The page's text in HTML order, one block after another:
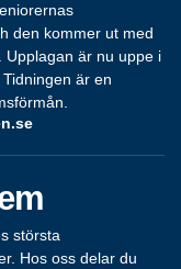
den kommer ut med
Upplagan är nu uppe i
är en
största
Hos oss delar du